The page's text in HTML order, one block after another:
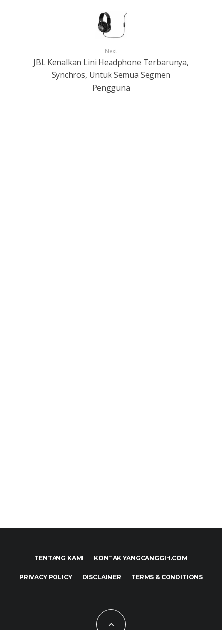
Next
JBL Kenalkan Lini Headphone Terbarunya,
Synchros, Untuk Semua Segmen
Pengguna
TENTANG KAMI KONTAK YANGCANGGIH.COM
PRIVACY POLICY DISCLAIMER TERMS & CONDITIONS